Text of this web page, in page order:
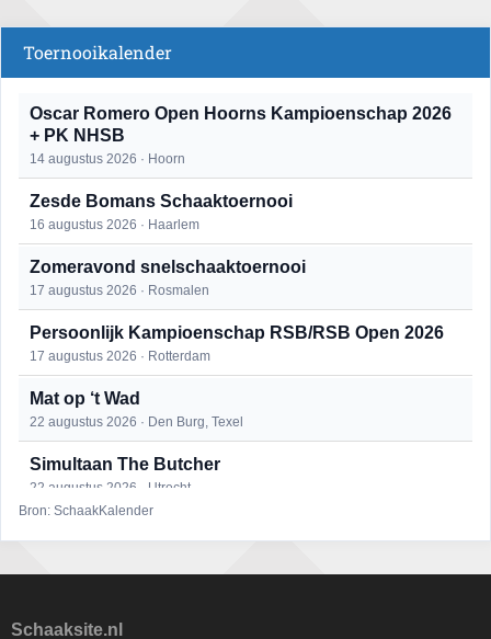
Toernooikalender
Oscar Romero Open Hoorns Kampioenschap 2026
+ PK NHSB
14 augustus 2026 · Hoorn
Zesde Bomans Schaaktoernooi
16 augustus 2026 · Haarlem
Zomeravond snelschaaktoernooi
17 augustus 2026 · Rosmalen
Persoonlijk Kampioenschap RSB/RSB Open 2026
17 augustus 2026 · Rotterdam
Mat op ‘t Wad
22 augustus 2026 · Den Burg, Texel
Simultaan The Butcher
22 augustus 2026 · Utrecht
23 augustus 2026 · Utrecht
Bron: SchaakKalender
Schaaksite.nl